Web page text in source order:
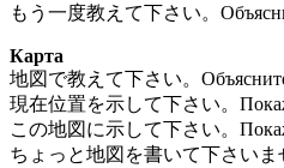
もう一度教えて下さい。
Карта
地図で教えて下さい。
現在位置を示して下さい。
この地図に示して下さい。
ちょっと地図を書いて下さいま